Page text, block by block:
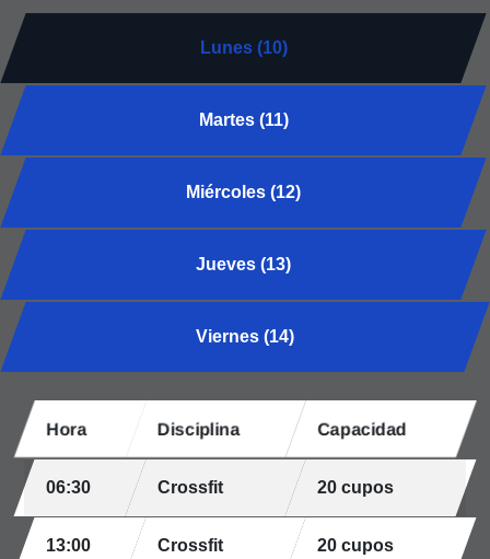
Lunes (10)
Martes (11)
Miércoles (12)
Jueves (13)
Viernes (14)
Hora Disciplina Capacidad
06:30 Crossfit 20 cupos
13:00 Crossfit 20 cupos